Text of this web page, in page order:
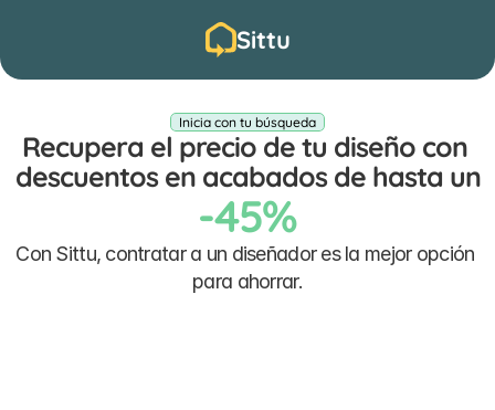
Sittu
Inicia con tu búsqueda
Recupera el precio de tu diseño con
descuentos en acabados de hasta un
-45%
Con Sittu, contratar a un diseñador es la mejor opción
para ahorrar.